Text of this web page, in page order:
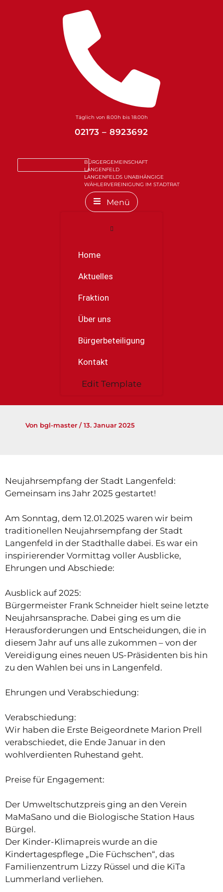
Täglich von 8.00h bis 18.00h
02173 – 8923692
BÜRGERGEMEINSCHAFT
LANGENFELD
LANGENFELDS UNABHÄNGIGE
WÄHLERVEREINIGUNG IM STADTRAT
Menü
Home
Aktuelles
Fraktion
Über uns
Bürgerbeteiligung
Kontakt
Edit Template
Von bgl-master /13. Januar 2025
Neujahrsempfang der Stadt Langenfeld:
Gemeinsam ins Jahr 2025 gestartet!
Am Sonntag, dem 12.01.2025 waren wir beim
traditionellen Neujahrsempfang der Stadt
Langenfeld in der Stadthalle dabei. Es war ein
inspirierender Vormittag voller Ausblicke,
Ehrungen und Abschiede:
Ausblick auf 2025:
Bürgermeister Frank Schneider hielt seine letzte
Neujahrsansprache. Dabei ging es um die
Herausforderungen und Entscheidungen, die in
diesem Jahr auf uns alle zukommen – von der
Vereidigung eines neuen US-Präsidenten bis hin
zu den Wahlen bei uns in Langenfeld.
Ehrungen und Verabschiedung:
Verabschiedung:
Wir haben die Erste Beigeordnete Marion Prell
verabschiedet, die Ende Januar in den
wohlverdienten Ruhestand geht.
Preise für Engagement:
Der Umweltschutzpreis ging an den Verein
MaMaSano und die Biologische Station Haus
Bürgel.
Der Kinder-Klimapreis wurde an die
Kindertagespflege „Die Füchschen“, das
Familienzentrum Lizzy Rüssel und die KiTa
Lummerland verliehen.